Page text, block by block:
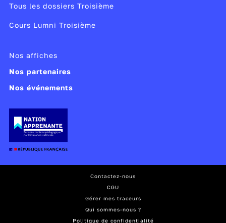
Tous les dossiers Troisième
Cours Lumni Troisième
Nos affiches
Nos partenaires
Nos événements
Contactez-nous
CGU
Gérer mes traceurs
Qui sommes-nous ?
Politique de confidentialité